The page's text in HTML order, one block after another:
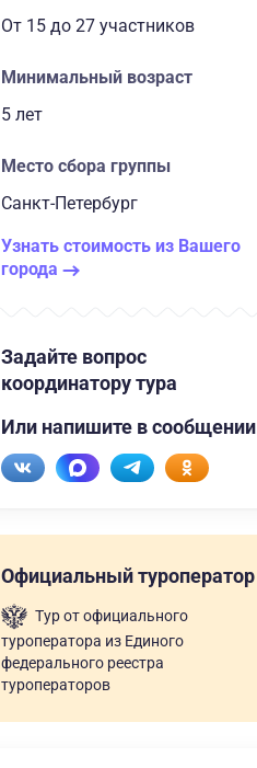
От 15 до 27 участников
Минимальный возраст
5 лет
Место сбора группы
Санкт-Петербург
Узнать стоимость из Вашего
города
Задайте вопрос
координатору тура
Или напишите в сообщении
Официальный туроператор
Тур от официального
туроператора из Единого
федерального реестра
туроператоров